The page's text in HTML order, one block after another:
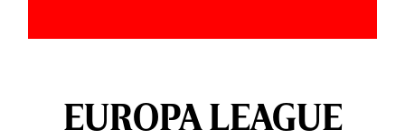
EUROPA LEAGUE